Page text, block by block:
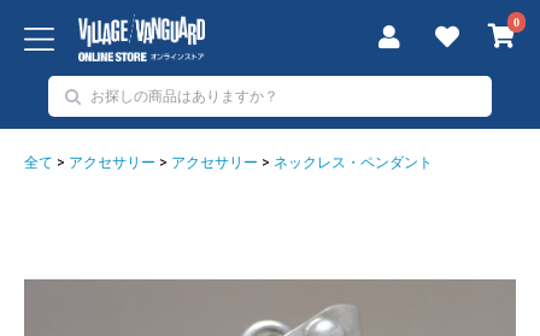
0
全て > アクセサリー > アクセサリー > ネックレス・ペンダント